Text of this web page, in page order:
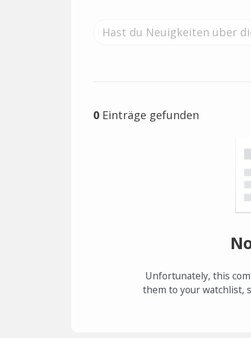
0 Einträge gefunden
Unfortunately, this
them to your watchlist,